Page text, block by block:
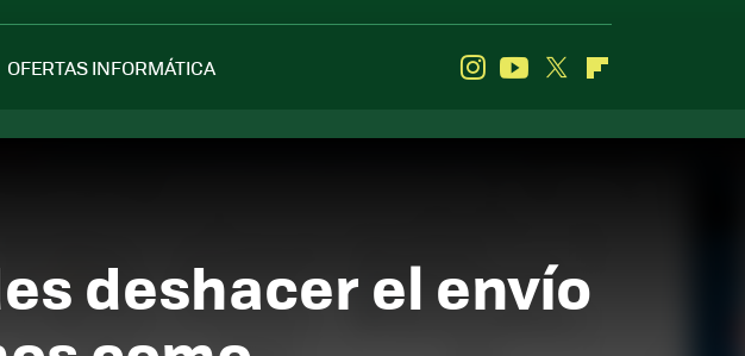
OFERTAS INFORMÁTICA InstagramYoutube
Twitter
deshacer el envío